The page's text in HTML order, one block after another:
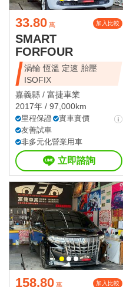
33.80 萬 加入比較
SMART
FORFOUR
渦輪 恆溫 定速 胎壓
ISOFIX
嘉義縣 / 富捷車業
2017年 / 97,000km
里程保證
實車實價
友善試車
非多元化營業用車
立即諮詢
158.80 萬 加入比較